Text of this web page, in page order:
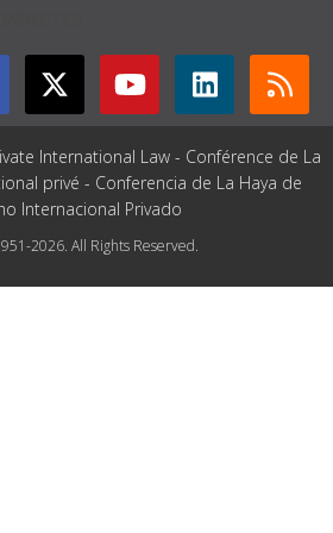
International Law - Conférence de La
privé - Conferencia de La Haya de
Internacional Privado
2026. All Rights Reserved.